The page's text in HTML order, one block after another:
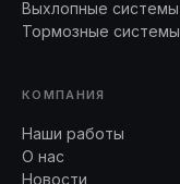
Выхлопные системы
Тормозные системы
КОМПАНИЯ
Наши работы
О нас
Новости